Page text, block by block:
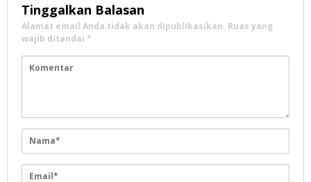
Tinggalkan Balasan
Alamat email Anda tidak akan dipublikasikan. Ruas yang
wajib ditandai *